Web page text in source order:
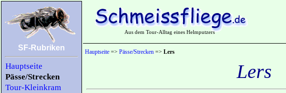
SF-Rubriken
Hauptseite
Pässe/Strecken
Tour-Kleinkram
Aus dem Tour-Alltag eines Helmputzers
Hauptseite => Pässe/Strecken => Lers
Lers